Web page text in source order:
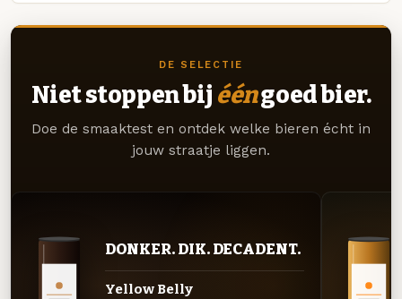
DE SELECTIE
Niet stoppen bij ééngoed bier.
Doe de smaaktest en ontdek welke bieren écht in
jouw straatje liggen.
DONKER. DIK. DECADENT.
Yellow Belly